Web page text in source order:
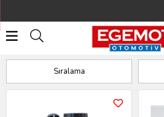
Fren Sistemi
Sıralama